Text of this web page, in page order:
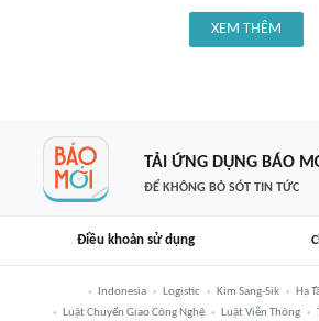
XEM THÊM
TẢI ỨNG DỤNG BÁO
ĐỂ KHÔNG BỎ SÓT TIN TỨC
Điều khoản sử dụng
Indonesia Logistic Kim Sang-Sik Hạ
Luật Chuyển Giao Công Nghệ
Luật Viễn Thông